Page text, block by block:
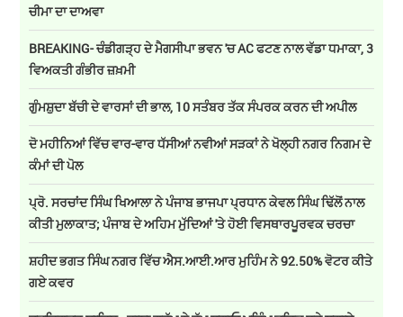
ਚੀਮਾ ਦਾ ਦਾਅਵਾ
BREAKING- ਚੰਡੀਗੜ੍ਹ ਦੇ ਮੈਗਸੀਪਾ ਭਵਨ 'ਚ AC ਫਟਣ ਨਾਲ ਵੱਡਾ ਧਮਾਕਾ, 3
ਵਿਅਕਤੀ ਗੰਭੀਰ ਜ਼ਖ਼ਮੀ
ਗੁੰਮਸ਼ੁਦਾ ਬੱਚੀ ਦੇ ਵਾਰਸਾਂ ਦੀ ਭਾਲ, 10 ਸਤੰਬਰ ਤੱਕ ਸੰਪਰਕ ਕਰਨ ਦੀ ਅਪੀਲ
ਦੋ ਮਹੀਨਿਆਂ ਵਿੱਚ ਵਾਰ-ਵਾਰ ਧੱਸੀਆਂ ਨਵੀਆਂ ਸੜਕਾਂ ਨੇ ਖੋਲ੍ਹੀ ਨਗਰ ਨਿਗਮ ਦੇ
ਕੰਮਾਂ ਦੀ ਪੋਲ
ਪ੍ਰੋ. ਸਰਚਾਂਦ ਸਿੰਘ ਖਿਆਲਾ ਨੇ ਪੰਜਾਬ ਭਾਜਪਾ ਪ੍ਰਧਾਨ ਕੇਵਲ ਸਿੰਘ ਢਿੱਲੋਂ ਨਾਲ
ਕੀਤੀ ਮੁਲਾਕਾਤ; ਪੰਜਾਬ ਦੇ ਅਹਿਮ ਮੁੱਦਿਆਂ 'ਤੇ ਹੋਈ ਵਿਸਥਾਰਪੂਰਵਕ ਚਰਚਾ
ਸ਼ਹੀਦ ਭਗਤ ਸਿੰਘ ਨਗਰ ਵਿੱਚ ਐਸ.ਆਈ.ਆਰ ਮੁਹਿੰਮ ਨੇ 92.50% ਵੋਟਰ ਕੀਤੇ
ਗਏ ਕਵਰ